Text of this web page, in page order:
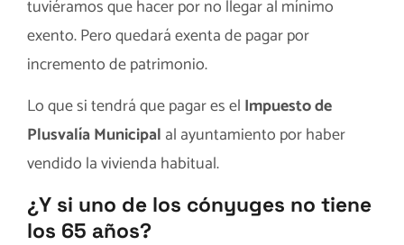
tuviéramos que hacer por no llegar al mínimo
exento. Pero quedará exenta de pagar por
incremento de patrimonio.
Lo que si tendrá que pagar es el Impuesto de
Plusvalía Municipal al ayuntamiento por haber
vendido la vivienda habitual.
¿Y si uno de los cónyuges no tiene
los 65 años?